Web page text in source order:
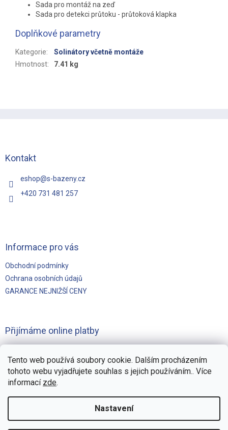
Tento web používá soubory cookie. Dalším procházením
tohoto webu vyjadřujete souhlas s jejich používáním.. Více
informací zde.
Nastavení
Sada pro montáž na zeď
Sada pro detekci průtoku - průtoková klapka
Doplňkové parametry
Kategorie:
Solinátory včetně montáže
Hmotnost: 7.41 kg
Kontakt
eshop@s-bazeny.cz
+420 731 481 257
Informace pro vás
Obchodní podmínky
Ochrana osobních údajů
GARANCE NEJNIŽŠÍ CENY
Přijímáme online platby